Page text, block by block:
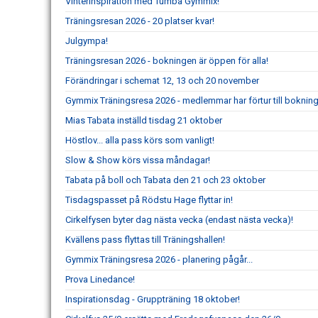
Träningsresan 2026 - 20 platser kvar!
Julgympa!
Träningsresan 2026 - bokningen är öppen för alla!
Förändringar i schemat 12, 13 och 20 november
Gymmix Träningsresa 2026 - medlemmar har förtur till
Mias Tabata inställd tisdag 21 oktober
Höstlov... alla pass körs som vanligt!
Slow & Show körs vissa måndagar!
Tabata på boll och Tabata den 21 och 23 oktober
Tisdagspasset på Rödstu Hage flyttar in!
Cirkelfysen byter dag nästa vecka (endast nästa vecka)!
Kvällens pass flyttas till Träningshallen!
Gymmix Träningsresa 2026 - planering pågår...
Prova Linedance!
Inspirationsdag - Gruppträning 18 oktober!